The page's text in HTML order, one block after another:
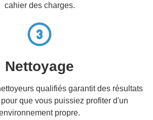
cahier des charges.
Nettoyage
qualifiés garantit des résultats
que vous puissiez profiter d'un
propre.